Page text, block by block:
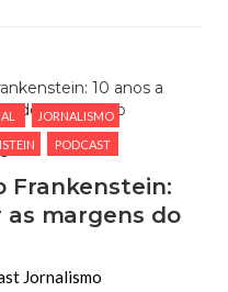
JORNALISMO
PODCAST
Frankenstein:
as margens do
Jornalismo